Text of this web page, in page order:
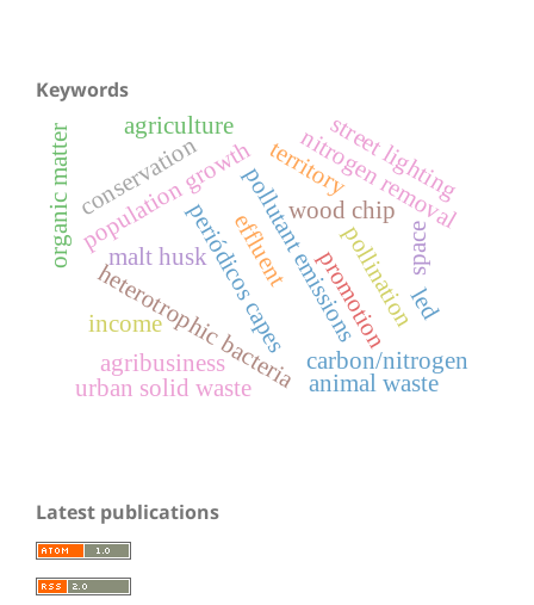
Keywords
effluent
malt husk
wood chip
heterotrophic bacteria
nitrogen removal
population growthpollutant emissions
urban solid waste
carbon/nitrogen
animal waste
organic matter conservation
pollination
agribusiness
periódicos capes
agriculture
space
promotion
income
territorystreet lighting
led
Latest publications